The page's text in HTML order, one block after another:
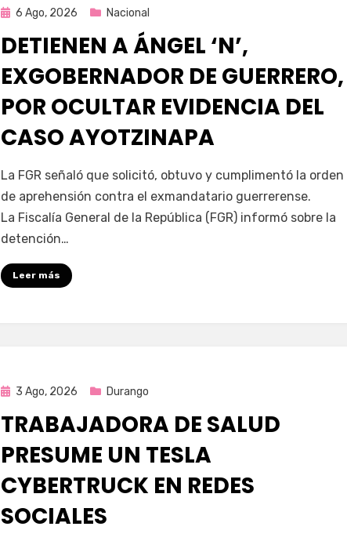
Publicada
6 Ago, 2026 Nacional
DETIENEN A ÁNGEL ‘N’,
EXGOBERNADOR DE GUERRERO,
POR OCULTAR EVIDENCIA DEL
CASO AYOTZINAPA
porFernando Miranda Servín
La FGR señaló que solicitó, obtuvo y cumplimentó la orden
de aprehensión contra el exmandatario guerrerense.
La Fiscalía General de la República (FGR) informó sobre la
detención…
Leer más
Publicada
3 Ago, 2026 Durango
TRABAJADORA DE SALUD
PRESUME UN TESLA
CYBERTRUCK EN REDES
SOCIALES